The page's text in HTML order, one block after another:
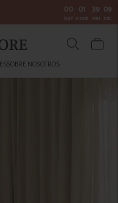
00
DAY
: 01
HOUR
: 39
MIN
: 09
SEC
SOBRE NOSOTROS